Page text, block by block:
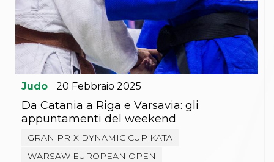
Judo 20 Febbraio 2025
Da Catania a Riga e Varsavia: gli
appuntamenti del weekend
GRAN PRIX DYNAMIC CUP KATA
WARSAW EUROPEAN OPEN